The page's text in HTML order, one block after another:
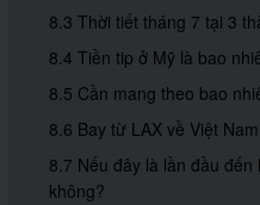
8.3 Thời tiết tháng 7 tại 3
8.4 Tiền tip ở Mỹ là bao
8.5 Cần mang theo bao
8.6 Bay từ LAX về Việt
8.7 Nếu đây là lần đầu
không?